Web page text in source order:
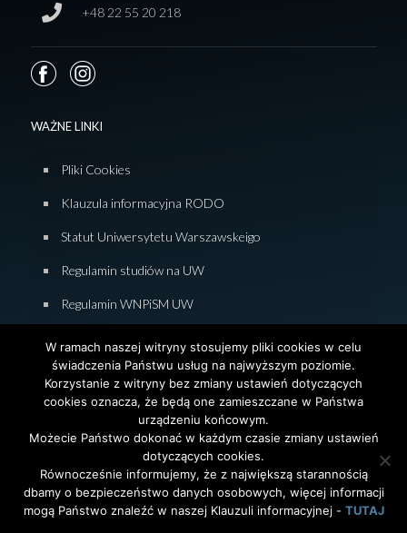
+48 22 55 20 218
WAŻNE LINKI
Pliki Cookies
Klauzula informacyjna RODO
Statut Uniwersytetu Warszawskeigo
Regulamin studiów na UW
Regulamin WNPiSM UW
Deklaracja dostępności WNPiSM
© 2026 Wydział Nauk Politycznych i Studiów
Międzynarodowych. Uniwersytet Warszawski. All Rights
Reserved. Projekt i realizacja stronyAgencjaInterAktywni
W ramach naszej witryny stosujemy pliki cookies w celu
świadczenia Państwu usług na najwyższym poziomie.
Korzystanie z witryny bez zmiany ustawień dotyczących
cookies oznacza, że będą one zamieszczane w Państwa
urządzeniu końcowym.
Możecie Państwo dokonać w każdym czasie zmiany ustawień
dotyczących cookies.
Równocześnie informujemy, że z największą starannością
dbamy o bezpieczeństwo danych osobowych, więcej informacji
mogą Państwo znaleźć w naszej Klauzuli informacyjnej - TUTAJ